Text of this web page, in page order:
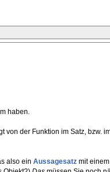
haben.
von der Funktion im Satz, bzw.
also ein Aussagesatz mit einem